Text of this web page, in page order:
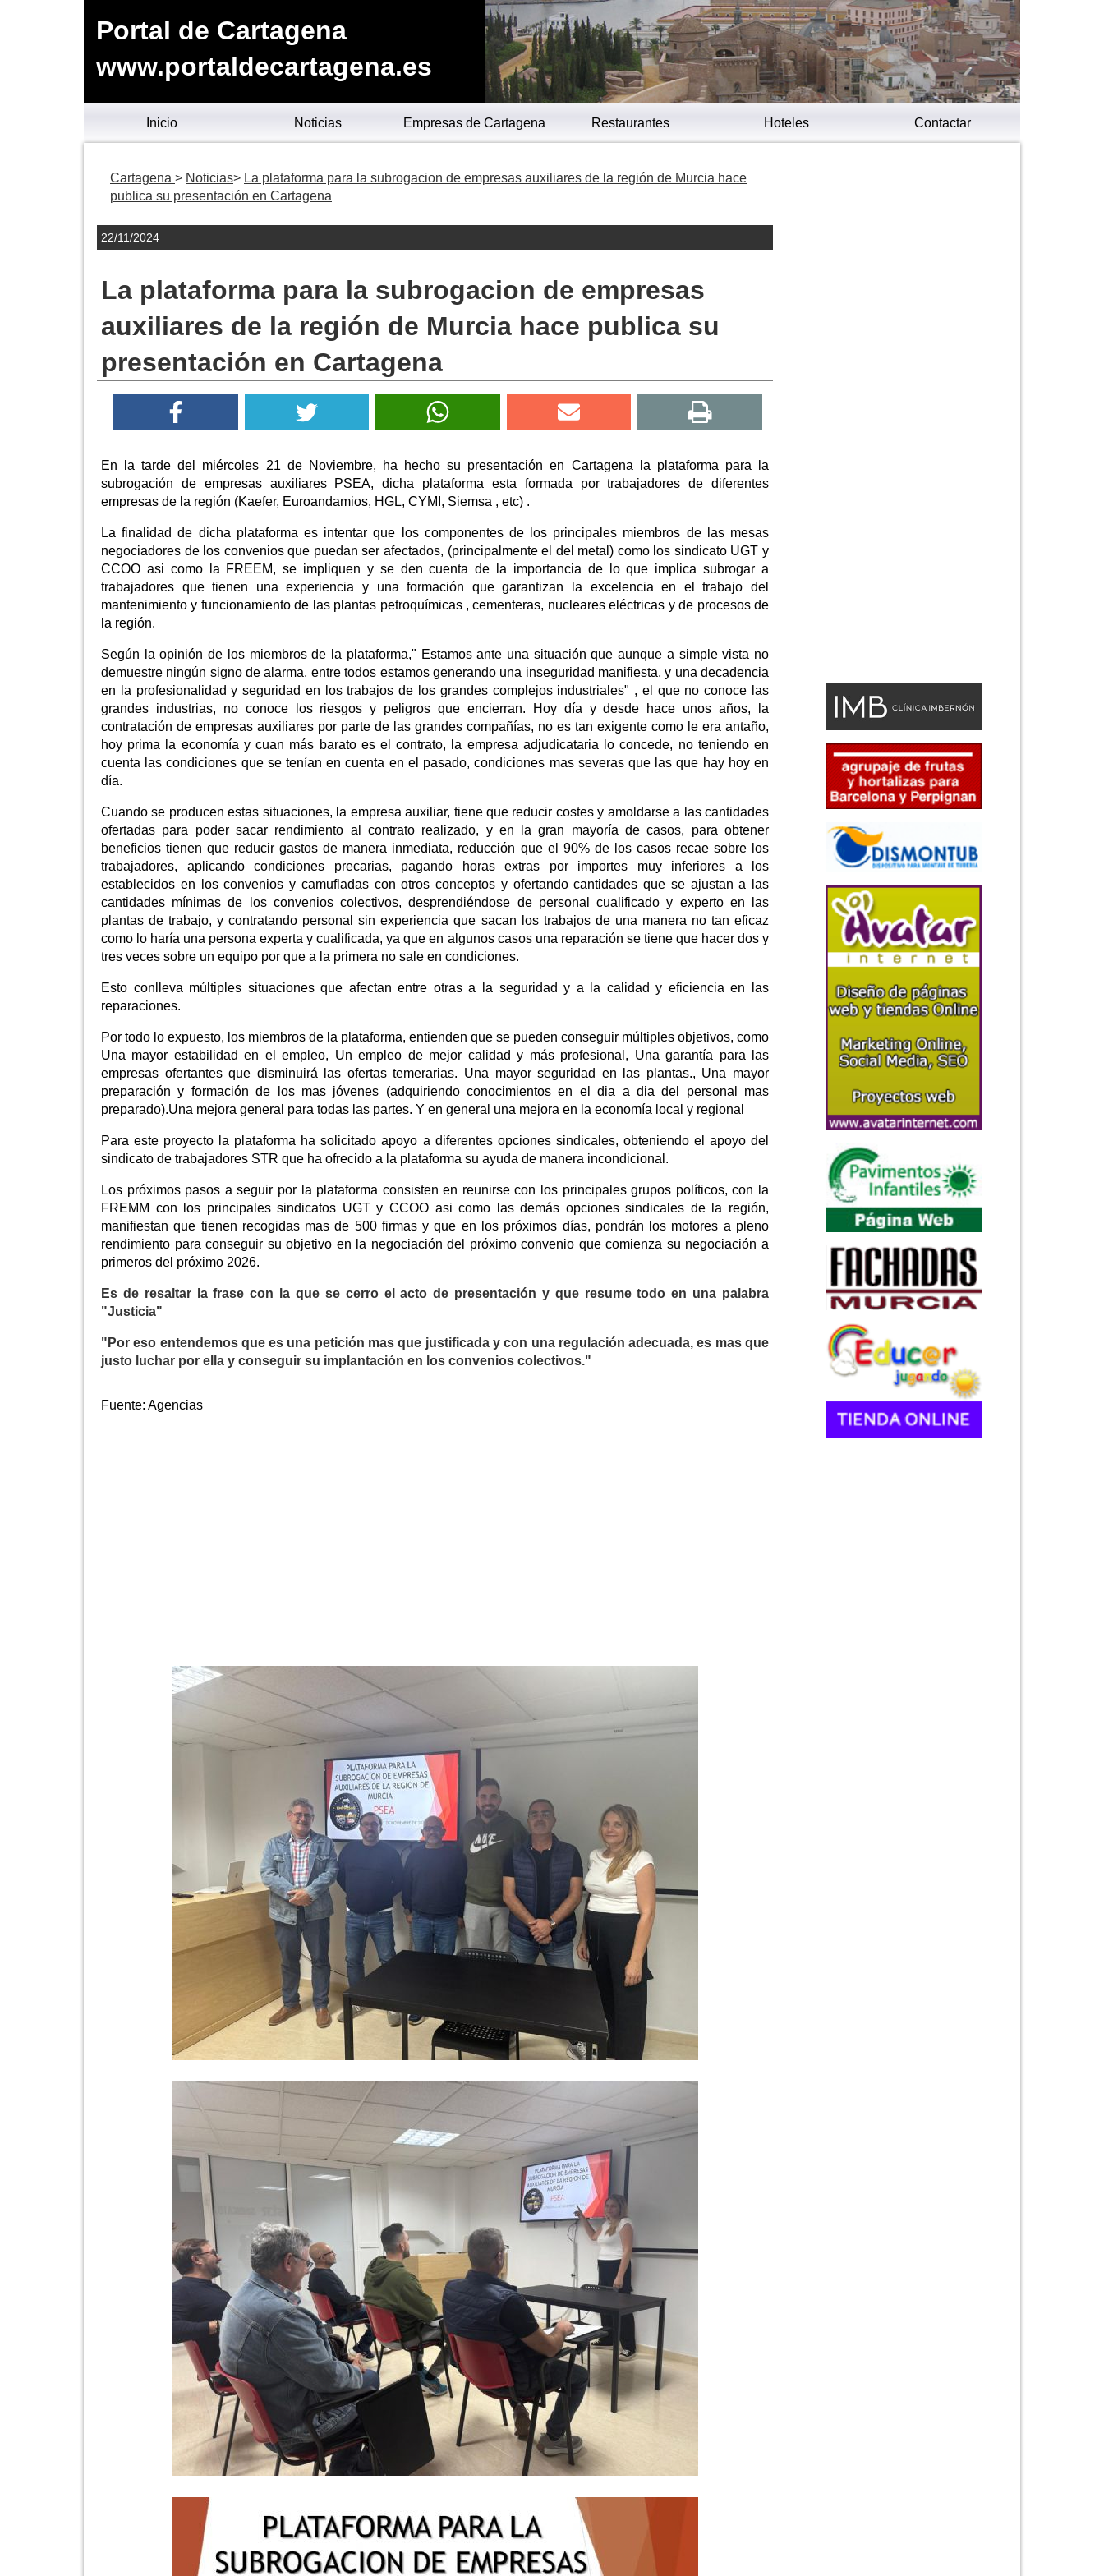
Portal de Cartagena
www.portaldecartagena.es
Inicio Noticias Empresas de Cartagena Restaurantes Hoteles Contactar
Cartagena Noticias
La plataforma para la subrogacion de empresas auxiliares de la región de Murcia hace
publica su presentación en Cartagena
22/11/2024
La plataforma para la subrogacion de empresas
auxiliares de la región de Murcia hace publica su
presentación en Cartagena
En la tarde del miércoles 21 de Noviembre, ha hecho su presentación en Cartagena la plataforma para la
subrogación de empresas auxiliares PSEA, dicha plataforma esta formada por trabajadores de diferentes
empresas de la región (Kaefer, Euroandamios, HGL, CYMI, Siemsa , etc) .
La finalidad de dicha plataforma es intentar que los componentes de los principales miembros de las mesas
negociadores de los convenios que puedan ser afectados, (principalmente el del metal) como los sindicato UGT y
CCOO asi como la FREEM, se impliquen y se den cuenta de la importancia de lo que implica subrogar a
trabajadores que tienen una experiencia y una formación que garantizan la excelencia en el trabajo del
mantenimiento y funcionamiento de las plantas petroquímicas , cementeras, nucleares eléctricas y de procesos de
la región.
Según la opinión de los miembros de la plataforma," Estamos ante una situación que aunque a simple vista no
demuestre ningún signo de alarma, entre todos estamos generando una inseguridad manifiesta, y una decadencia
en la profesionalidad y seguridad en los trabajos de los grandes complejos industriales" , el que no conoce las
grandes industrias, no conoce los riesgos y peligros que encierran. Hoy día y desde hace unos años, la
contratación de empresas auxiliares por parte de las grandes compañías, no es tan exigente como le era antaño,
hoy prima la economía y cuan más barato es el contrato, la empresa adjudicataria lo concede, no teniendo en
cuenta las condiciones que se tenían en cuenta en el pasado, condiciones mas severas que las que hay hoy en
día.
Cuando se producen estas situaciones, la empresa auxiliar, tiene que reducir costes y amoldarse a las cantidades
ofertadas para poder sacar rendimiento al contrato realizado, y en la gran mayoría de casos, para obtener
beneficios tienen que reducir gastos de manera inmediata, reducción que el 90% de los casos recae sobre los
trabajadores, aplicando condiciones precarias, pagando horas extras por importes muy inferiores a los
establecidos en los convenios y camufladas con otros conceptos y ofertando cantidades que se ajustan a las
cantidades mínimas de los convenios colectivos, desprendiéndose de personal cualificado y experto en las
plantas de trabajo, y contratando personal sin experiencia que sacan los trabajos de una manera no tan eficaz
como lo haría una persona experta y cualificada, ya que en algunos casos una reparación se tiene que hacer dos y
tres veces sobre un equipo por que a la primera no sale en condiciones.
Esto conlleva múltiples situaciones que afectan entre otras a la seguridad y a la calidad y eficiencia en las
reparaciones.
Por todo lo expuesto, los miembros de la plataforma, entienden que se pueden conseguir múltiples objetivos, como
Una mayor estabilidad en el empleo, Un empleo de mejor calidad y más profesional, Una garantía para las
empresas ofertantes que disminuirá las ofertas temerarias. Una mayor seguridad en las plantas., Una mayor
preparación y formación de los mas jóvenes (adquiriendo conocimientos en el dia a dia del personal mas
preparado).Una mejora general para todas las partes. Y en general una mejora en la economía local y regional
Para este proyecto la plataforma ha solicitado apoyo a diferentes opciones sindicales, obteniendo el apoyo del
sindicato de trabajadores STR que ha ofrecido a la plataforma su ayuda de manera incondicional.
Los próximos pasos a seguir por la plataforma consisten en reunirse con los principales grupos políticos, con la
FREMM con los principales sindicatos UGT y CCOO asi como las demás opciones sindicales de la región,
manifiestan que tienen recogidas mas de 500 firmas y que en los próximos días, pondrán los motores a pleno
rendimiento para conseguir su objetivo en la negociación del próximo convenio que comienza su negociación a
primeros del próximo 2026.
Es de resaltar la frase con la que se cerro el acto de presentación y que resume todo en una palabra
"Justicia"
"Por eso entendemos que es una petición mas que justificada y con una regulación adecuada, es mas que
justo luchar por ella y conseguir su implantación en los convenios colectivos."
Fuente: Agencias